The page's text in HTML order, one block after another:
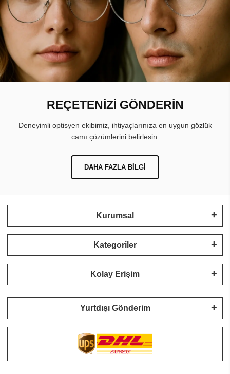
REÇETENİZİ GÖNDERİN
Deneyimli optisyen ekibimiz, ihtiyaçlarınıza en uygun gözlük
camı çözümlerini belirlesin.
DAHA FAZLA BILGI
Kurumsal
Kategoriler
Kolay Erişim
Yurtdışı Gönderim